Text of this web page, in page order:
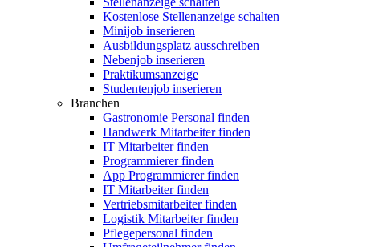
Kostenlose Stellenanzeige schalten
Minijob inserieren
Ausbildungsplatz ausschreiben
Nebenjob inserieren
Praktikumsanzeige
Studentenjob inserieren
Branchen
Gastronomie Personal finden
Handwerk Mitarbeiter finden
IT Mitarbeiter finden
Programmierer finden
App Programmierer finden
IT Mitarbeiter finden
Vertriebsmitarbeiter finden
Logistik Mitarbeiter finden
Pflegepersonal finden